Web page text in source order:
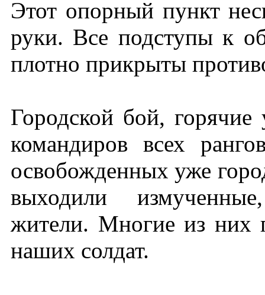
Этот опорный пункт
руки. Все подступы к
плотно прикрыты
Городской бой, горячие
командиров всех
освобожденных уже
выходили
жители. Многие из них
наших солдат.